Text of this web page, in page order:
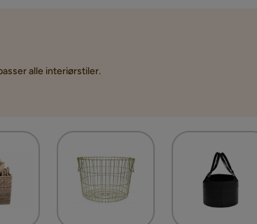
alle interiørstiler.